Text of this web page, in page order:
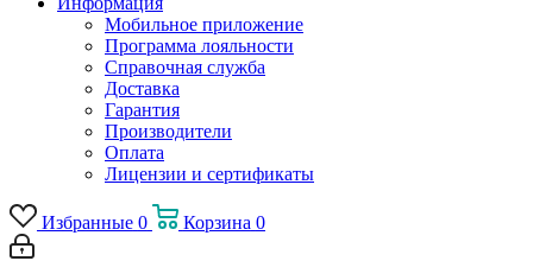
Мобильное приложение
Программа лояльности
Справочная служба
Доставка
Гарантия
Производители
Оплата
Лицензии и сертификаты
Избранные 0 Корзина 0